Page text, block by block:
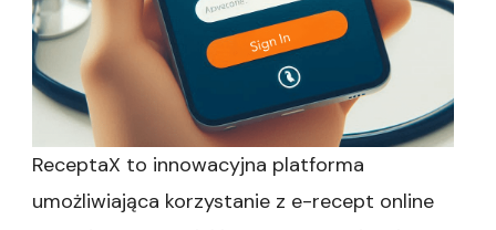
ReceptaX to innowacyjna platforma
umożliwiająca korzystanie z e-recept online